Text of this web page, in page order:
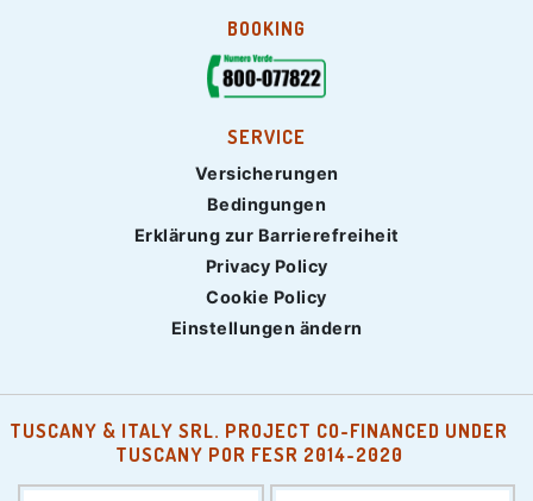
BOOKING
SERVICE
Versicherungen
Bedingungen
Erklärung zur Barrierefreiheit
Privacy Policy
Cookie Policy
Einstellungen ändern
TUSCANY & ITALY SRL. PROJECT CO-FINANCED UNDER
TUSCANY POR FESR 2014-2020